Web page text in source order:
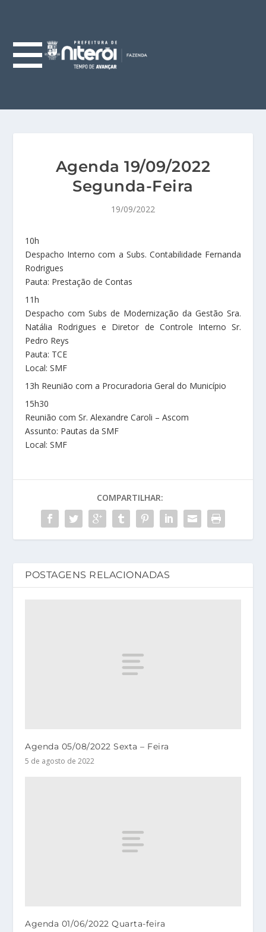
Agenda 19/09/2022
Segunda-Feira
19/09/2022
10h
Despacho Interno com a Subs. Contabilidade Fernanda
Rodrigues
Pauta: Prestação de Contas
11h
Despacho com Subs de Modernização da Gestão Sra.
Natália Rodrigues e Diretor de Controle Interno Sr.
Pedro Reys
Pauta: TCE
Local: SMF
13h Reunião com a Procuradoria Geral do Município
15h30
Reunião com Sr. Alexandre Caroli – Ascom
Assunto: Pautas da SMF
Local: SMF
COMPARTILHAR:
POSTAGENS RELACIONADAS
Agenda 05/08/2022 Sexta – Feira
5 de agosto de 2022
Agenda 01/06/2022 Quarta-feira